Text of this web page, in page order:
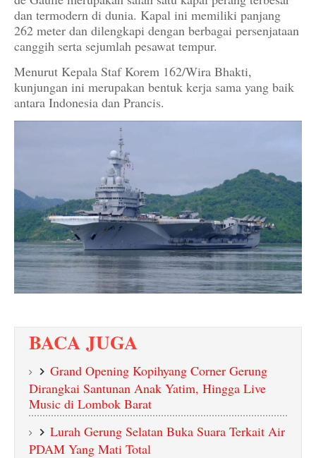
dan termodern di dunia. Kapal ini memiliki panjang
262 meter dan dilengkapi dengan berbagai persenjataan
canggih serta sejumlah pesawat tempur.
Menurut Kepala Staf Korem 162/Wira Bhakti,
kunjungan ini merupakan bentuk kerja sama yang baik
antara Indonesia dan Prancis.
BACA JUGA
Grand Opening Kopihyang Corner Gerung
Dirangkai Santunan Anak Yatim, Hingga Live
Music di Lombok Barat
Lurah Gerung Selatan Buka Suara Terkait Air
PDAM Yang Mati Total